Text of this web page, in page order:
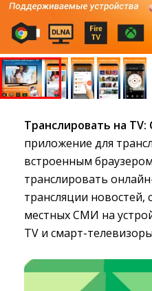
Tранслировать на TV:
приложение для
встроенным
транслировать
трансляции новостей,
местных СМИ на
TV и смарт-